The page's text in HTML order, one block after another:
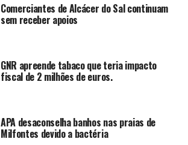
Comerciantes de Alcácer do Sal continuam
sem receber apoios
GNR apreende tabaco que teria impacto
fiscal de 2 milhões de euros.
APA desaconselha banhos nas praias de
Milfontes devido a bactéria